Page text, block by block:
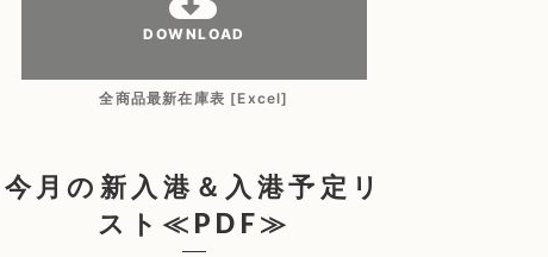
DOWNLOAD
全商品最新在庫表 [Excel]
今月の新入港＆入港予定リ
スト≪PDF≫